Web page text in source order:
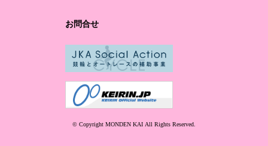
お問合せ
© Copyright MONDEN KAI All Rights Reserved.